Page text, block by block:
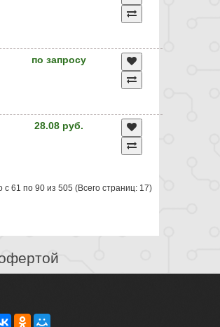
по запросу
28.08 руб.
с 61 по 90 из 505 (Всего страниц: 17)